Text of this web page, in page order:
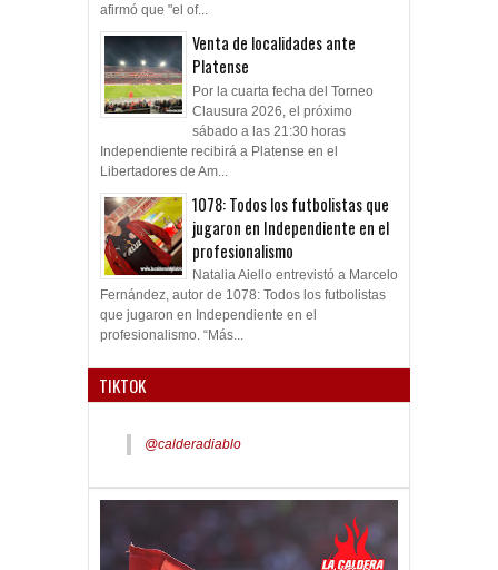
afirmó que "el of...
Venta de localidades ante
Platense
Por la cuarta fecha del Torneo
Clausura 2026, el próximo
sábado a las 21:30 horas
Independiente recibirá a Platense en el
Libertadores de Am...
1078: Todos los futbolistas que
jugaron en Independiente en el
profesionalismo
Natalia Aiello entrevistó a Marcelo
Fernández, autor de 1078: Todos los futbolistas
que jugaron en Independiente en el
profesionalismo. “Más...
TIKTOK
@calderadiablo